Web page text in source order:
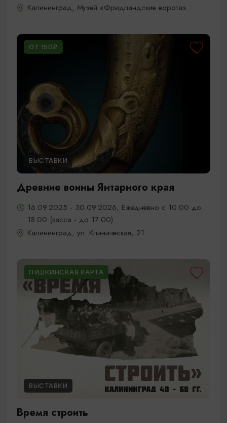
Калининград, Музей «Фридландские ворота»
ОТ 150₽
ВЫСТАВКИ
Древние воины Янтарного края
16.09.2025 - 30.09.2026, Ежедневно с 10:00 до
18:00 (касса - до 17:00)
Калининград, ул. Клиническая, 21
ПУШКИНСКАЯ КАРТА
ВЫСТАВКИ
Время строить